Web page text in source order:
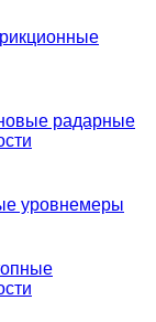
радарные
уровнемеры